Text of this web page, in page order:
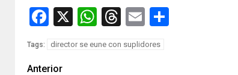
Facebook
X WhatsApp
Threads
Email
Tags: director se eune con suplidores
Anterior